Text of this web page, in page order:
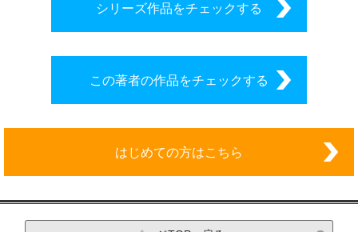
シリーズ作品をチェックする
この著者の作品をチェックする
はじめての方はこちら